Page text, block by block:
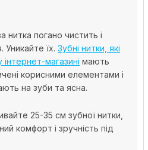
погано чистить і
Уникайте їх. Зубні нитки, які
магазині мають
корисними елементами і
на зуби та ясна.
25-35 см зубної нитки,
комфорт і зручність під